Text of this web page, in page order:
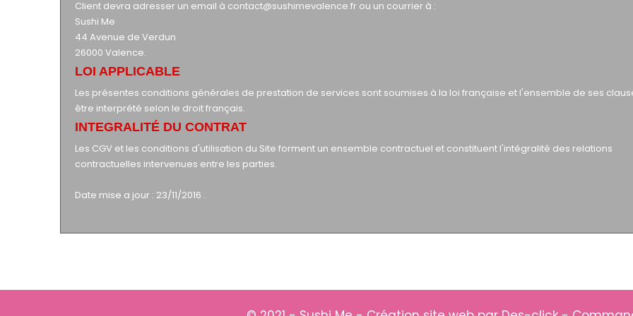
Client devra adresser un email à contact@sushimevalence.fr ou un courrier à :
Sushi Me
44 Avenue de Verdun
26000 Valence.
LOI APPLICABLE
Les présentes conditions générales de prestation de services sont soumises à la loi française et l'ensemble de ses
être interprété selon le droit français.
INTEGRALITÉ DU CONTRAT
Les CGV et les conditions d'utilisation du Site forment un ensemble contractuel et constituent l'intégralité des relations
contractuelles intervenues entre les parties.
Date mise a jour : 23/11/2016 .